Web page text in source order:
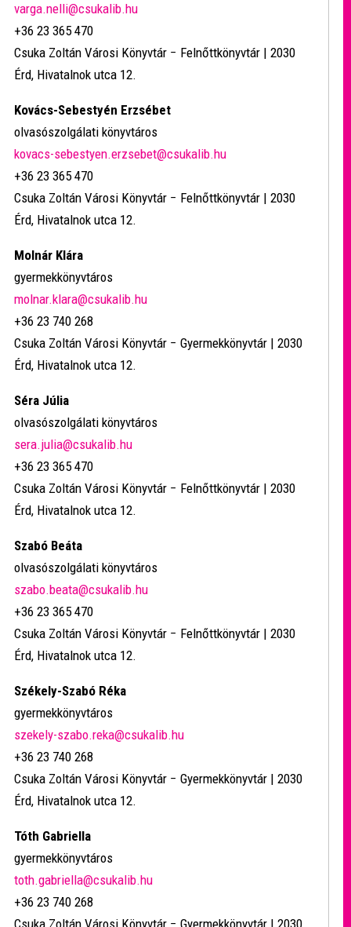
varga.nelli@csukalib.hu
+36 23 365 470
Csuka Zoltán Városi Könyvtár − Felnőttkönyvtár | 2030
Érd, Hivatalnok utca 12.
Kovács-Sebestyén Erzsébet
olvasószolgálati könyvtáros
kovacs-sebestyen.erzsebet@csukalib.hu
+36 23 365 470
Csuka Zoltán Városi Könyvtár − Felnőttkönyvtár | 2030
Érd, Hivatalnok utca 12.
Molnár Klára
gyermekkönyvtáros
molnar.klara@csukalib.hu
+36 23 740 268
Csuka Zoltán Városi Könyvtár − Gyermekkönyvtár | 2030
Érd, Hivatalnok utca 12.
Séra Júlia
olvasószolgálati könyvtáros
sera.julia@csukalib.hu
+36 23 365 470
Csuka Zoltán Városi Könyvtár − Felnőttkönyvtár | 2030
Érd, Hivatalnok utca 12.
Szabó Beáta
olvasószolgálati könyvtáros
szabo.beata@csukalib.hu
+36 23 365 470
Csuka Zoltán Városi Könyvtár − Felnőttkönyvtár | 2030
Érd, Hivatalnok utca 12.
Székely-Szabó Réka
gyermekkönyvtáros
szekely-szabo.reka@csukalib.hu
+36 23 740 268
Csuka Zoltán Városi Könyvtár − Gyermekkönyvtár | 2030
Érd, Hivatalnok utca 12.
Tóth Gabriella
gyermekkönyvtáros
toth.gabriella@csukalib.hu
+36 23 740 268